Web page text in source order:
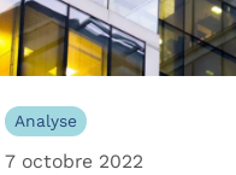
Analyse
7 octobre 2022